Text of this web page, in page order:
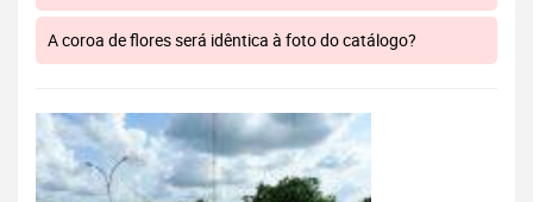
A coroa de flores será idêntica à foto do catálogo?